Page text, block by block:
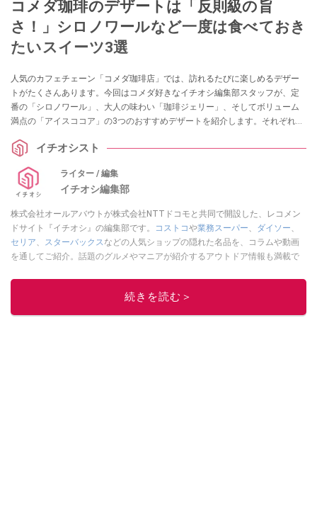
コメダ珈琲のデザートは「反則級の旨
さ！」シロノワールなど一度は食べておき
たいスイーツ3選
人気のカフェチェーン「コメダ珈琲店」では、訪れるたびに楽しめるデザー
トがたくさんあります。今回はコメダ好きなイチオシ編集部スタッフが、定
番の「シロノワール」、大人の味わい「珈琲ジェリー」、そしてボリューム
満点の「アイスココア」の3つのおすすめデザートを紹介します。それぞれの
と楽しみたい方はぜひ参考にしてみてくださいね。
イチオシスト
ライター / 編集
イチオシ編集部
株式会社オールアバウトが株式会社NTTドコモと共同で開設した、レコメン
ドサイト『イチオシ』の編集部です。
コストコや業務スーパー、 ダイソー、
セリア、 スターバックスなどの人気ショップの隠れた名品を、コラムや動画
を通してご紹介。話題のグルメやマニアが紹介するアウトドア情報も満載で
レビューしています。毎日トレンド情報をお届けしているので、ぜひ
してください！続きを読む＞